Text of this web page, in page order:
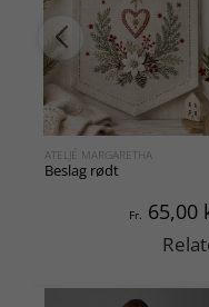
ATELJÉ MARGARETHA
Beslag rødt
Fr. 65,00